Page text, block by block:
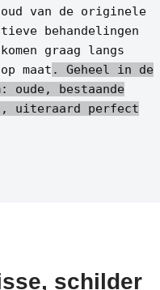
van de originele
behandelingen
graag langs
maat . Geheel in de
oude, bestaande
uiteraard perfect
schilder